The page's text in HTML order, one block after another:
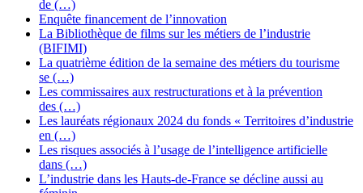
de (…)
Enquête financement de l’innovation
La Bibliothèque de films sur les métiers de l’industrie
(BIFIMI)
La quatrième édition de la semaine des métiers du tourisme
se (…)
Les commissaires aux restructurations et à la prévention
des (…)
Les lauréats régionaux 2024 du fonds « Territoires d’industrie
en (…)
Les risques associés à l’usage de l’intelligence artificielle
dans (…)
L’industrie dans les Hauts-de-France se décline aussi au